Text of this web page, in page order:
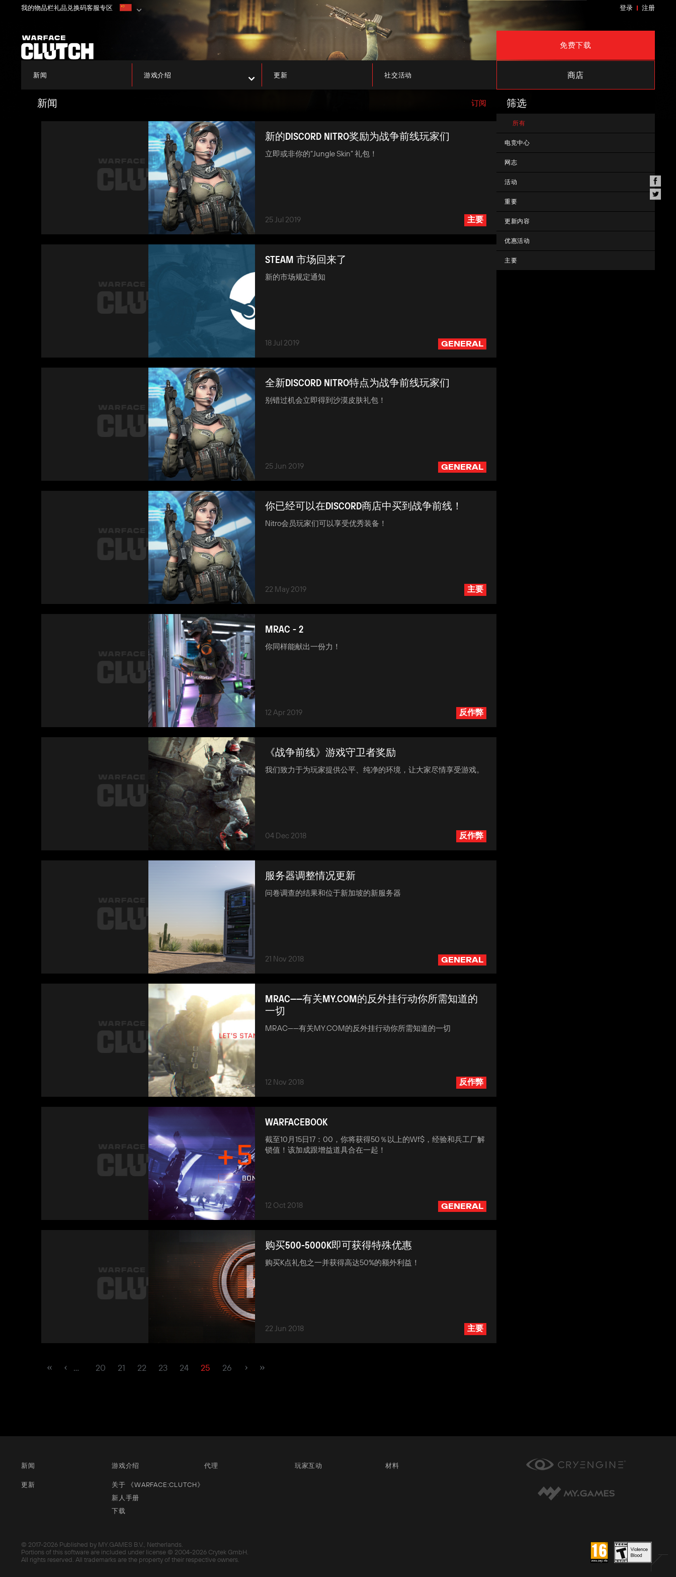
我的物品栏礼品兑换码客服专区 登录 注册
免费下载
新闻 游戏介绍 更新 社交活动 商店
新闻 订阅
新的DISCORD NITRO奖励为战争前线玩家们
立即或非你的“Jungle Skin” 礼包！
25 Jul 2019 主要
STEAM 市场回来了
新的市场规定通知
18 Jul 2019 GENERAL
全新DISCORD NITRO特点为战争前线玩家们
别错过机会立即得到沙漠皮肤礼包！
25 Jun 2019 GENERAL
你已经可以在DISCORD商店中买到战争前线！
Nitro会员玩家们可以享受优秀装备！
22 May 2019 主要
MRAC - 2
你同样能献出一份力！
12 Apr 2019 反作弊
《战争前线》游戏守卫者奖励
我们致力于为玩家提供公平、纯净的环境，让大家尽情享受游戏。
04 Dec 2018 反作弊
服务器调整情况更新
问卷调查的结果和位于新加坡的新服务器
21 Nov 2018 GENERAL
MRAC——有关MY.COM的反外挂行动你所需知道的
一切
MRAC——有关MY.COM的反外挂行动你所需知道的一切
12 Nov 2018 反作弊
WARFACEBOOK
截至10月15日17：00，你将获得50％以上的Wf$，经验和兵工厂解
锁值！该加成跟增益道具合在一起！
12 Oct 2018 GENERAL
购买500-5000K即可获得特殊优惠
购买K点礼包之一并获得高达50%的额外利益！
22 Jun 2018 主要
… 20 21 22 23 24 25 26
筛选
所有
电竞中心
网志
活动
重要
更新内容
优惠活动
主要
新闻
更新
游戏介绍
关于 《WARFACE:CLUTCH》
新人手册
下载
代理 玩家互动 材料
© 2017-2026 Published by MY.GAMES B.V., Netherlands.
Portions of this software are included under license © 2004-2026 Crytek GmbH.
All rights reserved. All trademarks are the property of their respective owners.